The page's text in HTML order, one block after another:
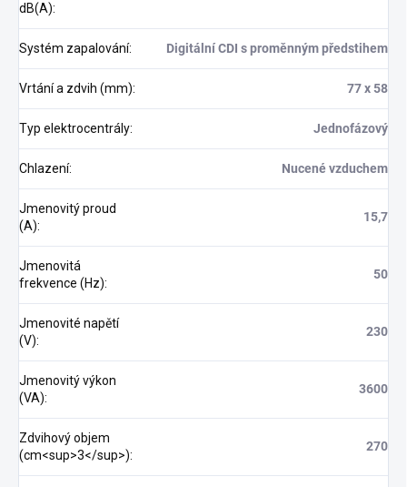
dB(A):
Systém zapalování: Digitální CDI s proměnným předstihem
Vrtání a zdvih (mm): 77 x 58
Typ elektrocentrály: Jednofázový
Chlazení: Nucené vzduchem
Jmenovitý proud
(A):
15,7
Jmenovitá
frekvence (Hz):
50
Jmenovité napětí
(V):
230
Jmenovitý výkon
(VA):
3600
Zdvihový objem
(cm<sup>3</sup>):
270